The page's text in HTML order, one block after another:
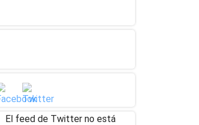
El feed de Twitter no está